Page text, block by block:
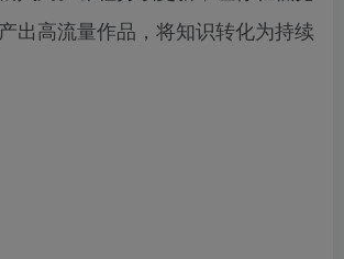
出高流量作品，将知识转化为持续